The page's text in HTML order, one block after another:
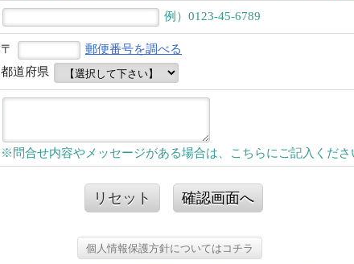
例）0123-45-6789
〒
郵便番号を調べる
都道府県
※問合せ内容やメッセージがある場合は、こちらにご記入くださ
リセット 確認画面へ
個人情報保護方針についてはコチラ